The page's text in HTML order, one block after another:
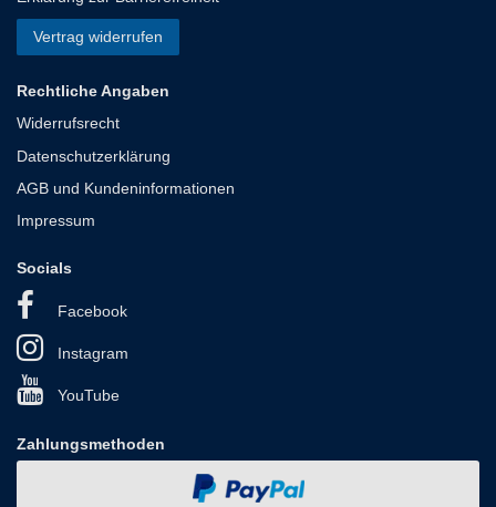
Vertrag widerrufen
Rechtliche Angaben
Widerrufsrecht
Datenschutzerklärung
AGB und Kundeninformationen
Impressum
Socials
Facebook
Instagram
YouTube
Zahlungsmethoden